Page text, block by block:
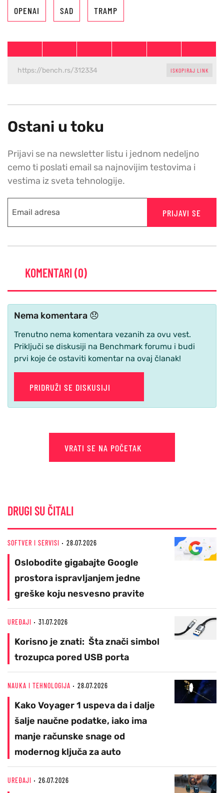
OPENAI SAD TRAMP
ISKOPIRAJ LINK
Ostani u toku
Prijavi se na newsletter listu i jednom nedeljno
cemo ti poslati email sa najnovijim testovima i
vestima iz sveta tehnologije.
PRIJAVI SE
KOMENTARI (0)
Nema komentara 😞
Trenutno nema komentara vezanih za ovu vest.
Priključi se diskusiji na Benchmark forumu i budi
prvi koje će ostaviti komentar na ovaj članak!
PRIDRUŽI SE DISKUSIJI
VRATI SE NA POČETAK
DRUGI SU ČITALI
SOFTVER I SERVISI 28.07.2026
Oslobodite gigabajte Google
prostora ispravljanjem jedne
greške koju nesvesno pravite
UREĐAJI 31.07.2026
Korisno je znati: Šta znači simbol
trozupca pored USB porta
NAUKA I TEHNOLOGIJA 28.07.2026
Kako Voyager 1 uspeva da i dalje
šalje naučne podatke, iako ima
manje računske snage od
modernog ključa za auto
UREĐAJI 26.07.2026